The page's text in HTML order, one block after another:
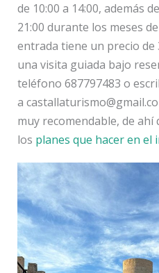
de 10:00 a 14:00, además
21:00 durante los meses
entrada tiene un precio de
una visita guiada bajo
teléfono 687797483 o
a
muy recomendable, de ahí
los planes que hacer en el